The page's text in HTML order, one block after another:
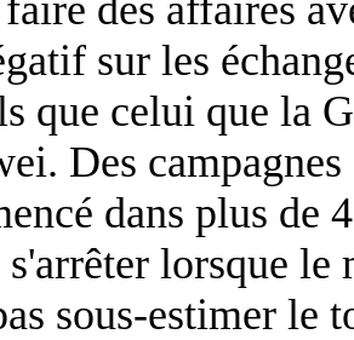
sur les
que celui que la
Des
dans plus de
lorsque le
sous-estimer le